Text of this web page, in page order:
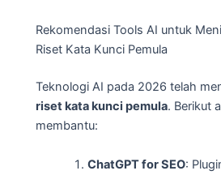
Rekomendasi Tools AI untuk
Riset Kata Kunci Pemula
Teknologi AI pada 2026 telah
riset kata kunci pemula. Berikut
membantu:
ChatGPT for SEO: